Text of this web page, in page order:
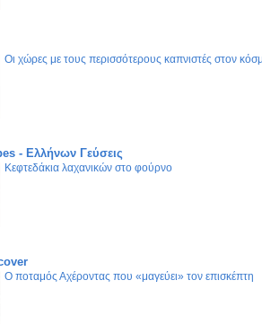
Οι χώρες με τους περισσότερους καπνιστές στον
- Ελλήνων Γεύσεις
Κεφτεδάκια λαχανικών στο φούρνο
Ο ποταμός Αχέροντας που «μαγεύει» τον επισκέπτη